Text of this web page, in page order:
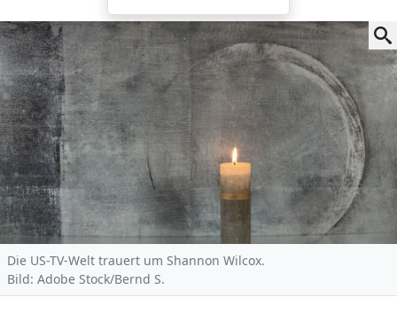
Die US-TV-Welt trauert um Shannon Wilcox.
Bild: Adobe Stock/Bernd S.